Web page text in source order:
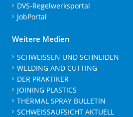
DVS-Regelwerksportal
JobPortal
Weitere Medien
SCHWEISSEN UND SCHNEIDEN
WELDING AND CUTTING
DER PRAKTIKER
JOINING PLASTICS
THERMAL SPRAY BULLETIN
SCHWEISSAUFSICHT AKTUELL